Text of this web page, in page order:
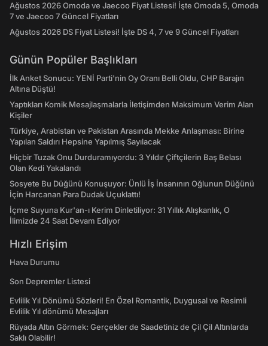
Ağustos 2026 Omoda ve Jaecoo Fiyat Listesi! İşte Omoda 5, Omoda
7 ve Jaecoo 7 Güncel Fiyatları
Ağustos 2026 DS Fiyat Listesi! İşte DS 4, 7 ve 9 Güncel Fiyatları
Günün Popüler Başlıkları
İlk Anket Sonucu: YENİ Parti'nin Oy Oranı Belli Oldu, CHP Barajın
Altına Düştü!
Yaptıkları Komik Mesajlaşmalarla İletişimden Maksimum Verim Alan
Kişiler
Türkiye, Arabistan ve Pakistan Arasında Mekke Anlaşması: Birine
Yapılan Saldırı Hepsine Yapılmış Sayılacak
Hiçbir Tuzak Onu Durduramıyordu: 3 Yıldır Çiftçilerin Baş Belası
Olan Kedi Yakalandı
Sosyete Bu Düğünü Konuşuyor: Ünlü İş İnsanının Oğlunun Düğünü
İçin Harcanan Para Dudak Uçuklattı!
İçme Suyuna Kur'an-ı Kerim Dinletiliyor: 31 Yıllık Alışkanlık, O
İlimizde 24 Saat Devam Ediyor
Hızlı Erişim
Hava Durumu
Son Depremler Listesi
Evlilik Yıl Dönümü Sözleri! En Özel Romantik, Duygusal ve Resimli
Evlilik Yıl dönümü Mesajları
Rüyada Altın Görmek: Gerçekler de Saadetiniz de Çil Çil Altınlarda
Saklı Olabilir!